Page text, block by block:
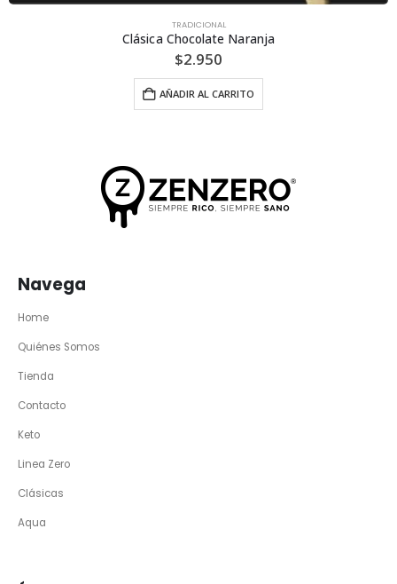
TRADICIONAL
Clásica Chocolate Naranja
$2.950
AÑADIR AL CARRITO
Navega
Home
Quiénes Somos
Tienda
Contacto
Keto
Linea Zero
Clásicas
Aqua